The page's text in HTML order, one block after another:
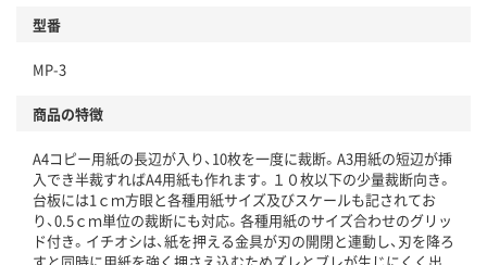
型番
MP-3
商品の特徴
A4コピー用紙の長辺が入り、10枚を一度に裁断。A3用紙の短辺が挿
入でき半裁すればA4用紙も作れます。１０枚以下の少量裁断向き。
台板には1ｃｍ方眼と各種用紙サイズ及びスケールも記されてお
り、0.5ｃｍ単位の裁断にも対応。各種用紙のサイズ合わせのグリッ
ド付き。イチオシは、紙を押える金具が刃の開閉と連動し、刃を降ろ